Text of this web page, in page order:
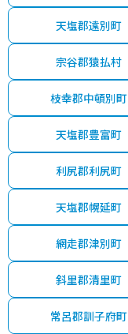
天塩郡遠別町
宗谷郡猿払村
枝幸郡中頓別町
天塩郡豊富町
利尻郡利尻町
天塩郡幌延町
網走郡津別町
斜里郡清里町
常呂郡訓子府町